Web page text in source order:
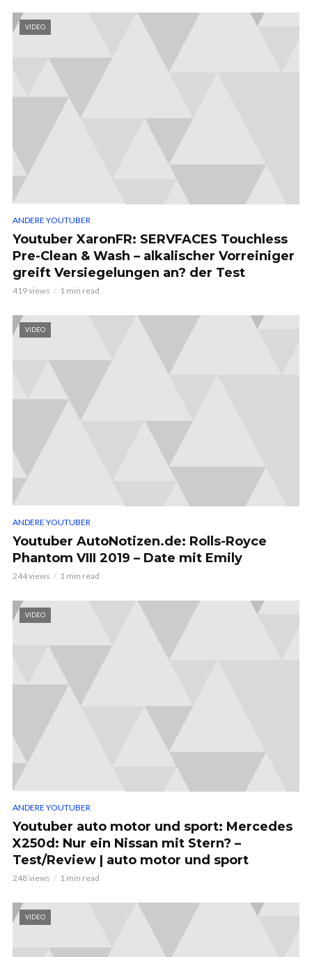
VIDEO
ANDERE YOUTUBER
Youtuber XaronFR: SERVFACES Touchless
Pre-Clean & Wash – alkalischer Vorreiniger
greift Versiegelungen an? der Test
419 views 1 min read
VIDEO
ANDERE YOUTUBER
Youtuber AutoNotizen.de: Rolls-Royce
Phantom VIII 2019 – Date mit Emily
244 views 1 min read
VIDEO
ANDERE YOUTUBER
Youtuber auto motor und sport: Mercedes
X250d: Nur ein Nissan mit Stern? –
Test/Review | auto motor und sport
248 views 1 min read
VIDEO